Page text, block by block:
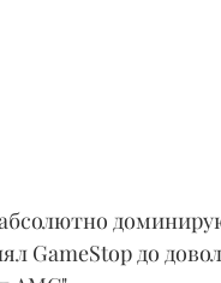
GameStop до